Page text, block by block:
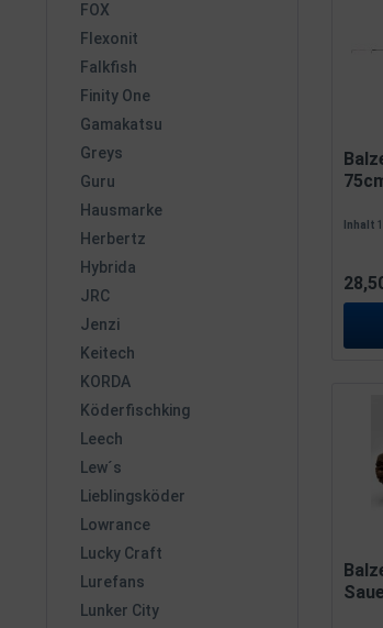
FOX
Flexonit
Falkfish
Finity One
Gamakatsu
Greys
Guru
Hausmarke
Herbertz
Hybrida
JRC
Jenzi
Keitech
KORDA
Köderfischking
Leech
Lew´s
Lieblingsköder
Lowrance
Lucky Craft
Lurefans
Lunker City
Inhalt